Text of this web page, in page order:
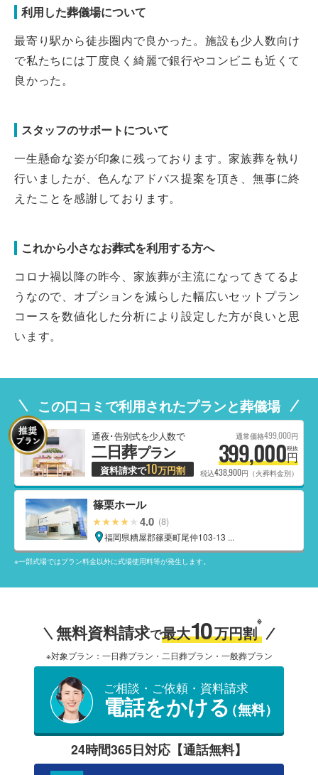
利用した葬儀場について
最寄り駅から徒歩圏内で良かった。施設も少人数向け
で私たちには丁度良く綺麗で銀行やコンビニも近くて
良かった。
スタッフのサポートについて
一生懸命な姿が印象に残っております。家族葬を執り
行いましたが、色んなアドバス提案を頂き、無事に終
えたことを感謝しております。
これから小さなお葬式を利用する方へ
コロナ禍以降の昨今、家族葬が主流になってきてるよ
うなので、オプションを減らした幅広いセットプラン
コースを数値化した分析により設定した方が良いと思
います。
この口コミで利用されたプランと葬儀場
通夜･告別式を少人数で
二日葬プラン
資料請求で10万円割
通常価格499,000円
399,000円
税抜
税込438,900円（火葬料金別）
篠栗ホール
4.0 (8)
福岡県糟屋郡篠栗町尾仲103-13 ...
※一部式場ではプラン料金以外に式場使用料等が発生します。
無料資料請求で最大10万円割
※
※対象プラン：一日葬プラン・二日葬プラン・一般葬プラン
ご相談・ご依頼・資料請求
電話をかける（無料）
24時間365日対応【通話無料】